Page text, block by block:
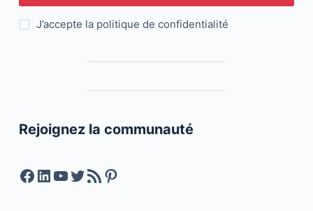
J’accepte la politique de confidentialité
Rejoignez la communauté
Facebook
LinkedIn
YouTube
Twitter
Feed RSSPinterest